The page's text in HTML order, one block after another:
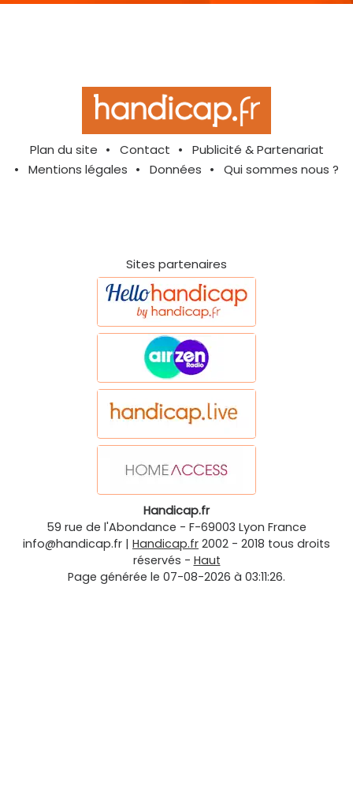
Plan du site Contact
Publicité & Partenariat
Mentions légales
Données Qui sommes nous ?
Sites partenaires
Handicap.fr
59 rue de l'Abondance - F-69003 Lyon France
info@handicap.fr | Handicap.fr 2002 - 2018 tous droits
réservés - Haut
Page générée le 07-08-2026 à 03:11:26.